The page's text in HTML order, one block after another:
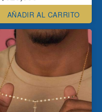
AÑADIR AL CARRITO